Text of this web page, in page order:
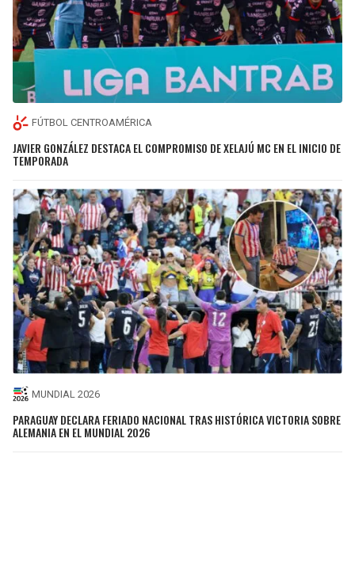
FÚTBOL CENTROAMÉRICA
JAVIER GONZÁLEZ DESTACA EL COMPROMISO DE XELAJÚ MC EN EL INICIO DE
TEMPORADA
MUNDIAL 2026
PARAGUAY DECLARA FERIADO NACIONAL TRAS HISTÓRICA VICTORIA SOBRE
ALEMANIA EN EL MUNDIAL 2026